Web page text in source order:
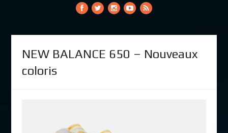
NEW BALANCE 650 – Nouveaux
coloris